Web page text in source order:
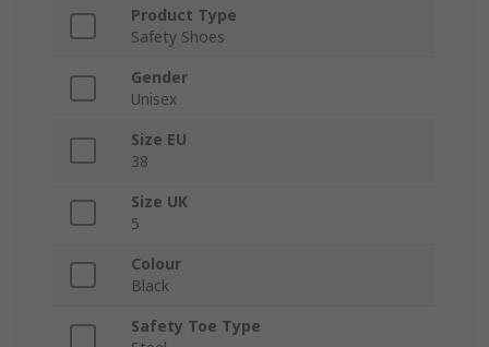
Product Type
Safety Shoes
Gender
Unisex
Size EU
38
Size UK
5
Colour
Black
Safety Toe Type